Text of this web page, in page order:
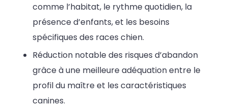
comme l’habitat, le rythme quotidien, la
présence d’enfants, et les besoins
spécifiques des races chien.
Réduction notable des risques d’abandon
grâce à une meilleure adéquation entre le
profil du maître et les caractéristiques
canines.